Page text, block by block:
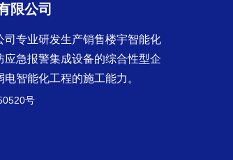
限公司
专业研发生产销售楼宇智能化
急报警集成设备的综合性型企
智能化工程的施工能力。
号